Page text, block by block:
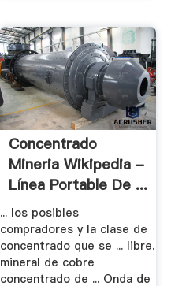
Concentrado
Mineria Wikipedia -
Línea Portable De ...
... los posibles
compradores y la clase de
concentrado que se ... libre.
mineral de cobre
concentrado de ... Onda de